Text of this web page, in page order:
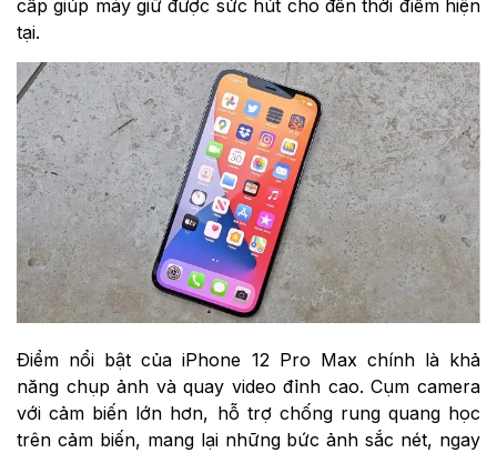
cấp giúp máy giữ được sức hút cho đến thời điểm hiện
tại.
Điểm nổi bật của iPhone 12 Pro Max chính là khả
năng chụp ảnh và quay video đỉnh cao. Cụm camera
với cảm biến lớn hơn, hỗ trợ chống rung quang học
trên cảm biến, mang lại những bức ảnh sắc nét, ngay